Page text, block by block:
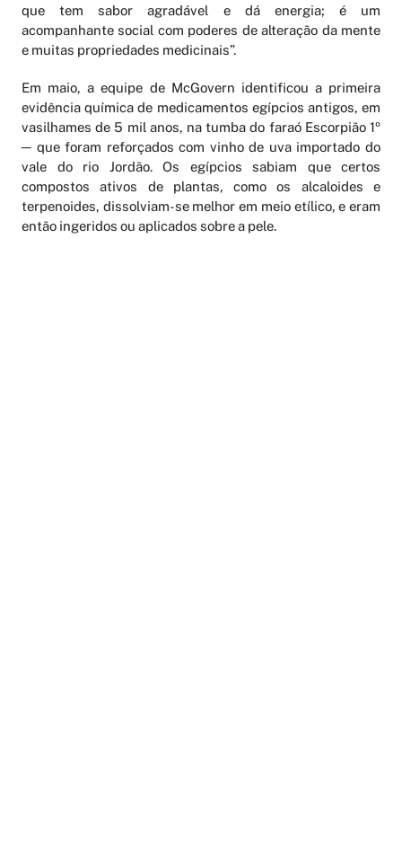
que tem sabor agradável e dá energia; é um
acompanhante social com poderes de alteração da mente
e muitas propriedades medicinais”.
Em maio, a equipe de McGovern identificou a primeira
evidência química de medicamentos egípcios antigos, em
vasilhames de 5 mil anos, na tumba do faraó Escorpião 1º
─ que foram reforçados com vinho de uva importado do
vale do rio Jordão. Os egípcios sabiam que certos
compostos ativos de plantas, como os alcaloides e
terpenoides, dissolviam-se melhor em meio etílico, e eram
então ingeridos ou aplicados sobre a pele.